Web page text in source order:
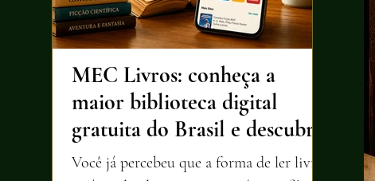
MEC Livros: conheça a
maior biblioteca digital
gratuita do Brasil e descubra
por que ela merece sua
Você já percebeu que a forma de ler livros